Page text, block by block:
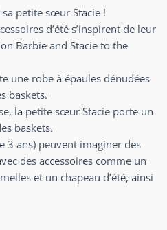
petite sœur Stacie !
d’été s’inspirent de leur
Barbie and Stacie to the
une robe à épaules dénudées
baskets.
la petite sœur Stacie porte un
baskets.
3 ans) peuvent imaginer des
des accessoires comme un
et un chapeau d’été, ainsi